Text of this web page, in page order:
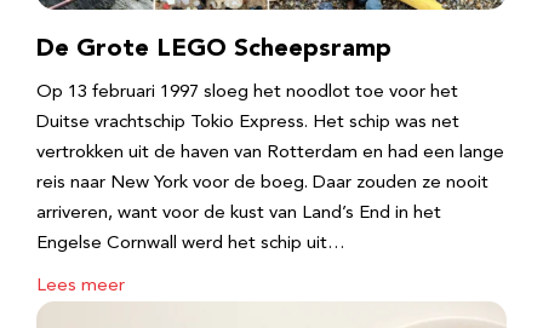
De Grote LEGO Scheepsramp
Op 13 februari 1997 sloeg het noodlot toe voor het
Duitse vrachtschip Tokio Express. Het schip was net
vertrokken uit de haven van Rotterdam en had een lange
reis naar New York voor de boeg. Daar zouden ze nooit
arriveren, want voor de kust van Land’s End in het
Engelse Cornwall werd het schip uit…
Lees meer